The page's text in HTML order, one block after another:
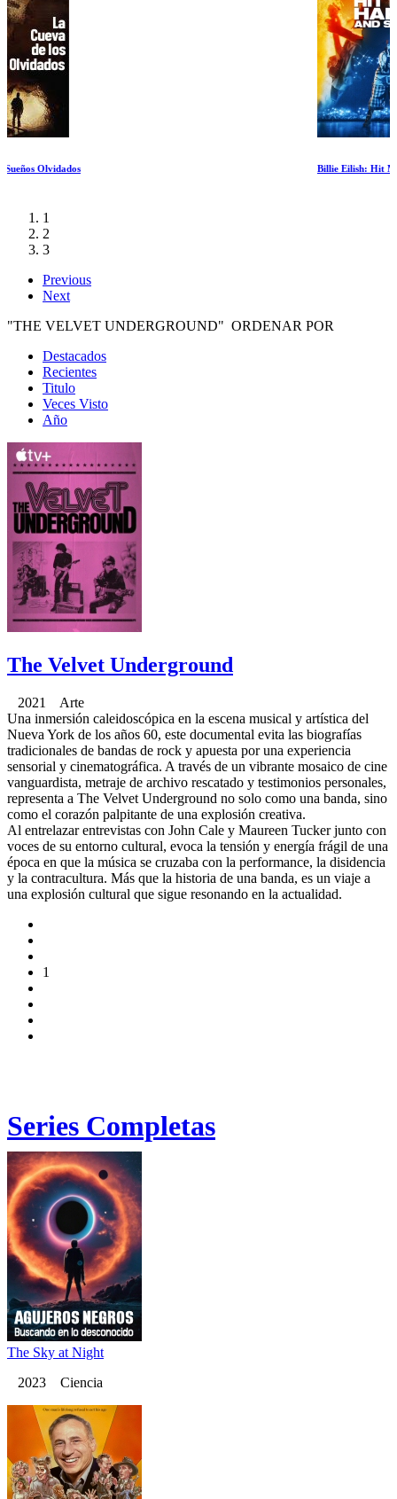
Billie Eilish: Hit Me Hard and Soft
1
2
3
Previous
Next
"THE VELVET UNDERGROUND" ORDENAR POR
Destacados
Recientes
Titulo
Veces Visto
Año
The Velvet Underground
2021 Arte
Una inmersión caleidoscópica en la escena musical y artística del
Nueva York de los años 60, este documental evita las biografías
tradicionales de bandas de rock y apuesta por una experiencia
sensorial y cinematográfica. A través de un vibrante mosaico de cine
vanguardista, metraje de archivo rescatado y testimonios personales,
representa a The Velvet Underground no solo como una banda, sino
como el corazón palpitante de una explosión creativa.
Al entrelazar entrevistas con John Cale y Maureen Tucker junto con
voces de su entorno cultural, evoca la tensión y energía frágil de una
época en que la música se cruzaba con la performance, la disidencia
y la contracultura. Más que la historia de una banda, es un viaje a
una explosión cultural que sigue resonando en la actualidad.
1
Series Completas
The Sky at Night
2023 Ciencia